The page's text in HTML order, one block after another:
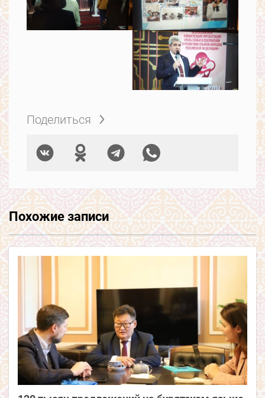
Поделиться
Похожие записи